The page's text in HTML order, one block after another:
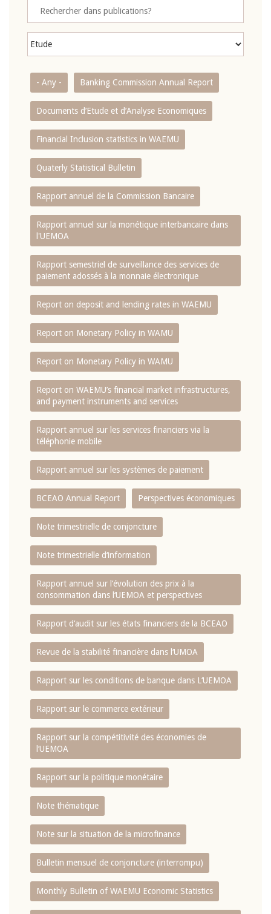
- Any - Banking Commission Annual Report
Documents d’Etude et d’Analyse Economiques
Financial Inclusion statistics in WAEMU
Quaterly Statistical Bulletin
Rapport annuel de la Commission Bancaire
Rapport annuel sur la monétique interbancaire dans
l'UEMOA
Rapport semestriel de surveillance des services de
paiement adossés à la monnaie électronique
Report on deposit and lending rates in WAEMU
Report on Monetary Policy in WAMU
Report on Monetary Policy in WAMU
Report on WAEMU’s financial market infrastructures,
and payment instruments and services
Rapport annuel sur les services financiers via la
téléphonie mobile
Rapport annuel sur les systèmes de paiement
BCEAO Annual Report Perspectives économiques
Note trimestrielle de conjoncture
Note trimestrielle d‘information
Rapport annuel sur l‘évolution des prix à la
consommation dans l‘UEMOA et perspectives
Rapport d‘audit sur les états financiers de la BCEAO
Revue de la stabilité financière dans l‘UMOA
Rapport sur les conditions de banque dans L‘UEMOA
Rapport sur le commerce extérieur
Rapport sur la compétitivité des économies de
l‘UEMOA
Rapport sur la politique monétaire
Note thématique
Note sur la situation de la microfinance
Bulletin mensuel de conjoncture (interrompu)
Monthly Bulletin of WAEMU Economic Statistics